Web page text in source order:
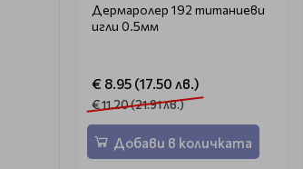
Дермаролер 192 титаниеви
игли 0.5мм
€ 8.95 (17.50 лв.)
€ 11.20 (21.91 лв.)
Добави в количката